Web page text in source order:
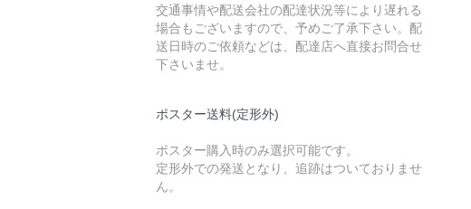
交通事情や配送会社の配達状況等により遅れる
場合もございますので、予めご了承下さい。配
送日時のご依頼などは、配達店へ直接お問合せ
下さいませ。
ポスター送料(定形外)
ポスター購入時のみ選択可能です。
定形外での発送となり、追跡はついておりませ
ん。